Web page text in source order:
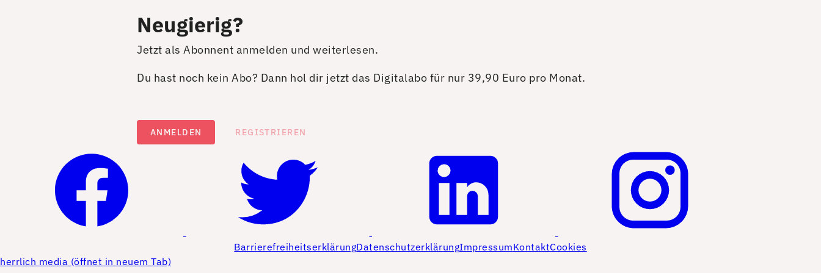
Neugierig?
Jetzt als Abonnent anmelden und weiterlesen.
Du hast noch kein Abo? Dann hol dir jetzt das Digitalabo für nur 39,90 Euro pro Monat.
ANMELDEN REGISTRIEREN
BarrierefreiheitserklärungDatenschutzerklärungImpressumKontaktCookies
herrlich media (öffnet in neuem Tab)